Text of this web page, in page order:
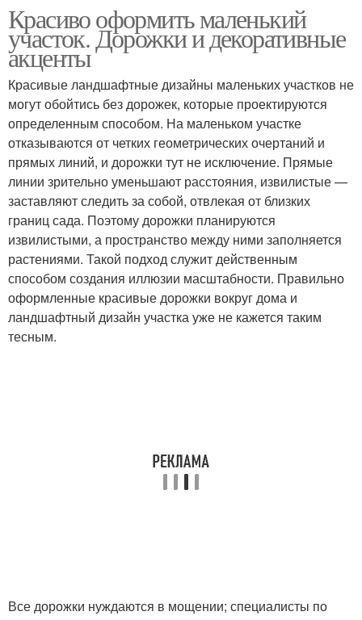
Красиво оформить маленький
участок. Дорожки и декоративные
акценты
Красивые ландшафтные дизайны маленьких участков не
могут обойтись без дорожек, которые проектируются
определенным способом. На маленьком участке
отказываются от четких геометрических очертаний и
прямых линий, и дорожки тут не исключение. Прямые
линии зрительно уменьшают расстояния, извилистые —
заставляют следить за собой, отвлекая от близких
границ сада. Поэтому дорожки планируются
извилистыми, а пространство между ними заполняется
растениями. Такой подход служит действенным
способом создания иллюзии масштабности. Правильно
оформленные красивые дорожки вокруг дома и
ландшафтный дизайн участка уже не кажется таким
тесным.
Все дорожки нуждаются в мощении; специалисты по